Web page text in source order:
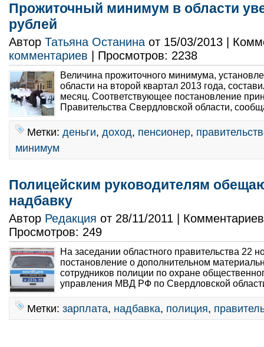
Прожиточный минимум в области
рублей
Автор Татьяна Останина от 15/03/2013 |
комментариев | Просмотров: 2238
Величина прожиточного минимума,
области на второй квартал 2013 года,
месяц. Соответствующее постановление
Правительства Свердловской области,
Метки: деньги, доход, пенсионер,
минимум
Полицейским руководителям
надбавку
Автор Редакция от 28/11/2011 |
Просмотров: 249
На заседании областного правительства 22
постановление о дополнительном
сотрудников полиции по охране
управления МВД РФ по Свердловской
Метки: зарплата, надбавка, полиция,